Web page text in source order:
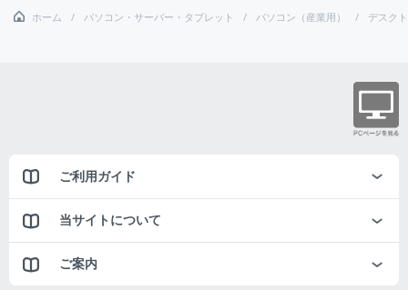
ホーム パソコン・サーバー・タブレット パソコン（産業用） デスク
ご利用ガイド
当サイトについて
ご案内